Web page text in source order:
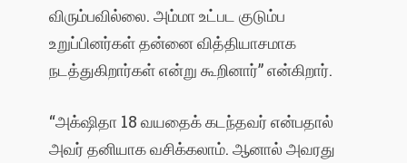
விரும்பவில்லை. அம்மா உட்பட குடும்ப
உறுப்பினர்கள் தன்னை வித்தியாசமாக
நடத்துகிறார்கள் என்று கூறினார்” என்கிறார்.
“அக்‌ஷிதா 18 வயதைக் கடந்தவர் என்பதால்
அவர் தனியாக வசிக்கலாம். ஆனால் அவரது